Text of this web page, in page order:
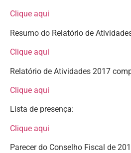
Clique aqui
Resumo do Relatório de
Clique aqui
Relatório de Atividades 2017
Clique aqui
Lista de presença:
Clique aqui
Parecer do Conselho Fiscal de